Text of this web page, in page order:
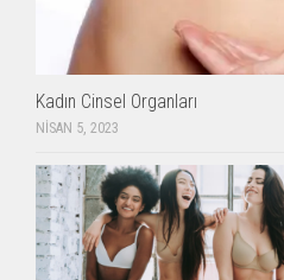
Kadın Cinsel Organları
NISAN 5, 2023